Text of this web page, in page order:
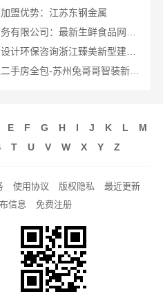
盟优势：江苏东钢金属
本地毛坯装修免费设计环保咨询浙江臻美新型建材有限公司
工业园区工程施工二手房全包-苏州兔哥哥智装新材料
E F G H I J K L
M
T U V W X Y Z
使用协议 版权隐私
最近更新
信息 免费注册